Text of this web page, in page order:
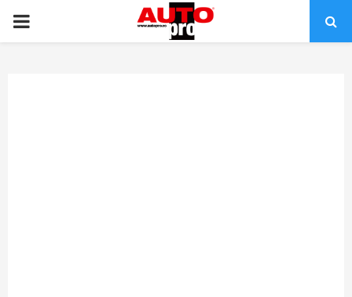
PRIMARY